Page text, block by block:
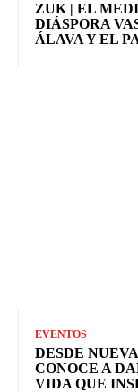
ZUK | EL
DIÁSPORA
ÁLAVA Y EL
EVENTOS
DESDE
CONOCE A
VIDA QUE